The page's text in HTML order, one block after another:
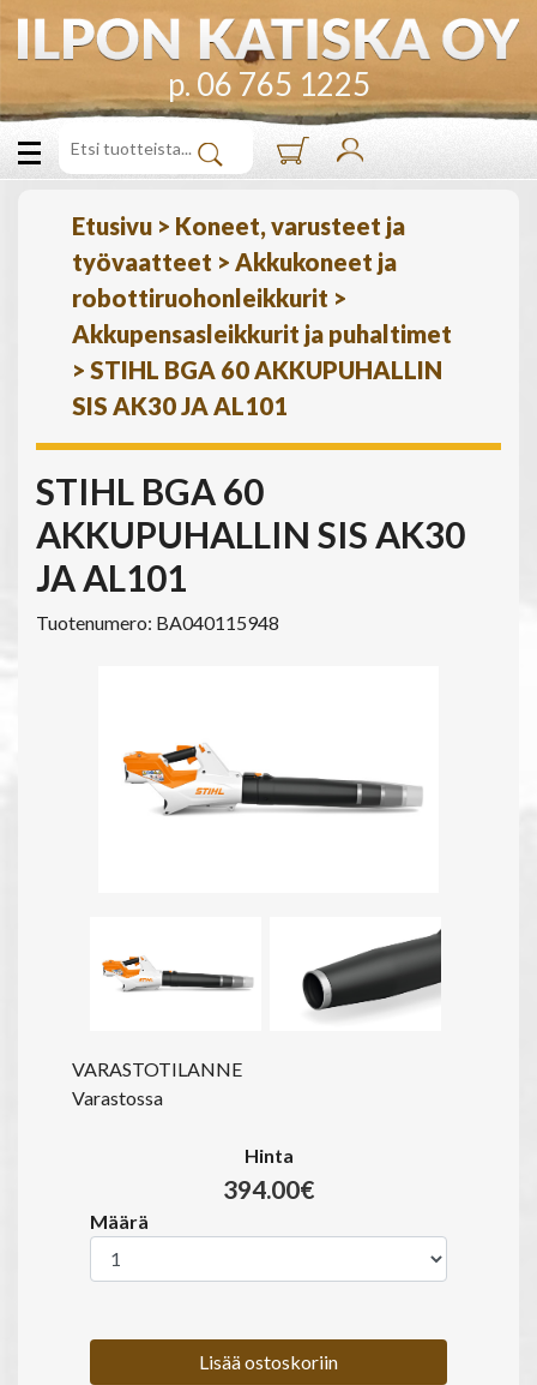
p. 06 765 1225
Etusivu > Koneet, varusteet ja
työvaatteet > Akkukoneet ja
robottiruohonleikkurit >
Akkupensasleikkurit ja puhaltimet
> STIHL BGA 60 AKKUPUHALLIN
SIS AK30 JA AL101
STIHL BGA 60
AKKUPUHALLIN SIS AK30
JA AL101
Tuotenumero: BA040115948
VARASTOTILANNE
Varastossa
Hinta
394.00€
Määrä
Lisää ostoskoriin